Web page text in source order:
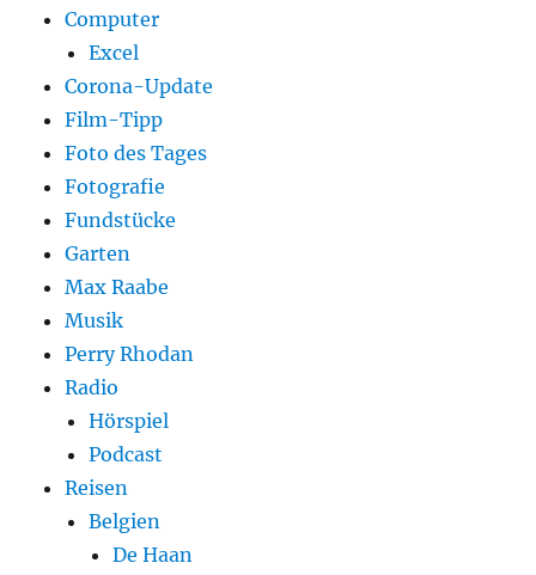
Computer
Excel
Corona-Update
Film-Tipp
Foto des Tages
Fotografie
Fundstücke
Garten
Max Raabe
Musik
Perry Rhodan
Radio
Hörspiel
Podcast
Reisen
Belgien
De Haan